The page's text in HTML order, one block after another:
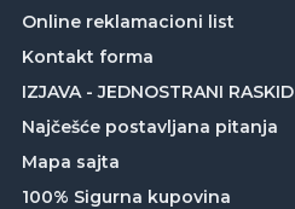
Online reklamacioni list
Kontakt forma
IZJAVA - JEDNOSTRANI
Najčešće postavljana pitanja
Mapa sajta
100% Sigurna kupovina